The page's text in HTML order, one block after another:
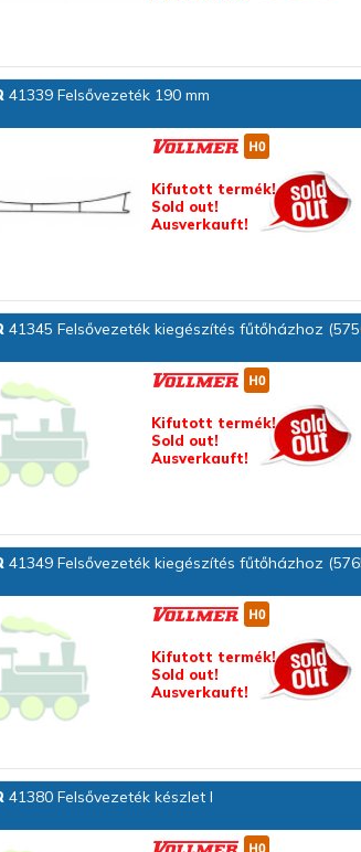
41339 Felsővezeték 190 mm
Kifutott termék!
Sold out!
Ausverkauft!
41345 Felsővezeték kiegészítés fűtőházhoz
Kifutott termék!
Sold out!
Ausverkauft!
41349 Felsővezeték kiegészítés fűtőházhoz
Kifutott termék!
Sold out!
Ausverkauft!
41380 Felsővezeték készlet I